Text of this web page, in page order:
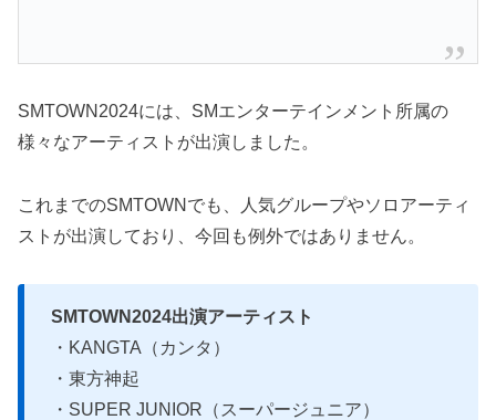
SMTOWN2024には、SMエンターテインメント所属の
様々なアーティストが出演しました。
これまでのSMTOWNでも、人気グループやソロアーティ
ストが出演しており、今回も例外ではありません。
SMTOWN2024出演アーティスト
・KANGTA（カンタ）
・東方神起
・SUPER JUNIOR（スーパージュニア）